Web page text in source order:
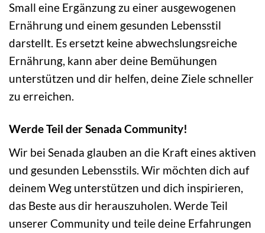
Small eine Ergänzung zu einer ausgewogenen
Ernährung und einem gesunden Lebensstil
darstellt. Es ersetzt keine abwechslungsreiche
Ernährung, kann aber deine Bemühungen
unterstützen und dir helfen, deine Ziele schneller
zu erreichen.
Werde Teil der Senada Community!
Wir bei Senada glauben an die Kraft eines aktiven
und gesunden Lebensstils. Wir möchten dich auf
deinem Weg unterstützen und dich inspirieren,
das Beste aus dir herauszuholen. Werde Teil
unserer Community und teile deine Erfahrungen